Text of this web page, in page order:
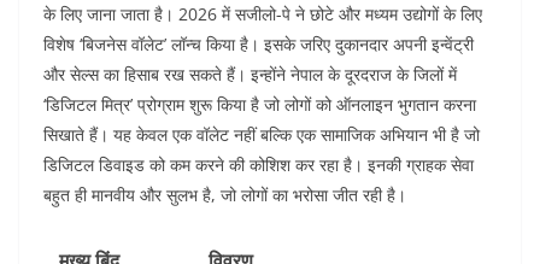
के लिए जाना जाता है। 2026 में सजीलो-पे ने छोटे और मध्यम उद्योगों के लिए
विशेष ‘बिजनेस वॉलेट’ लॉन्च किया है। इसके जरिए दुकानदार अपनी इन्वेंट्री
और सेल्स का हिसाब रख सकते हैं। इन्होंने नेपाल के दूरदराज के जिलों में
‘डिजिटल मित्र’ प्रोग्राम शुरू किया है जो लोगों को ऑनलाइन भुगतान करना
सिखाते हैं। यह केवल एक वॉलेट नहीं बल्कि एक सामाजिक अभियान भी है जो
डिजिटल डिवाइड को कम करने की कोशिश कर रहा है। इनकी ग्राहक सेवा
बहुत ही मानवीय और सुलभ है, जो लोगों का भरोसा जीत रही है।